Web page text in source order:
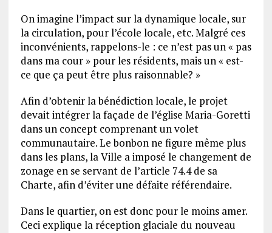
On imagine l’impact sur la dynamique locale, sur
la circulation, pour l’école locale, etc. Malgré ces
inconvénients, rappelons-le : ce n’est pas un « pas
dans ma cour » pour les résidents, mais un « est-
ce que ça peut être plus raisonnable? »
Afin d’obtenir la bénédiction locale, le projet
devait intégrer la façade de l’église Maria-Goretti
dans un concept comprenant un volet
communautaire. Le bonbon ne figure même plus
dans les plans, la Ville a imposé le changement de
zonage en se servant de l’article 74.4 de sa
Charte, afin d’éviter une défaite référendaire.
Dans le quartier, on est donc pour le moins amer.
Ceci explique la réception glaciale du nouveau